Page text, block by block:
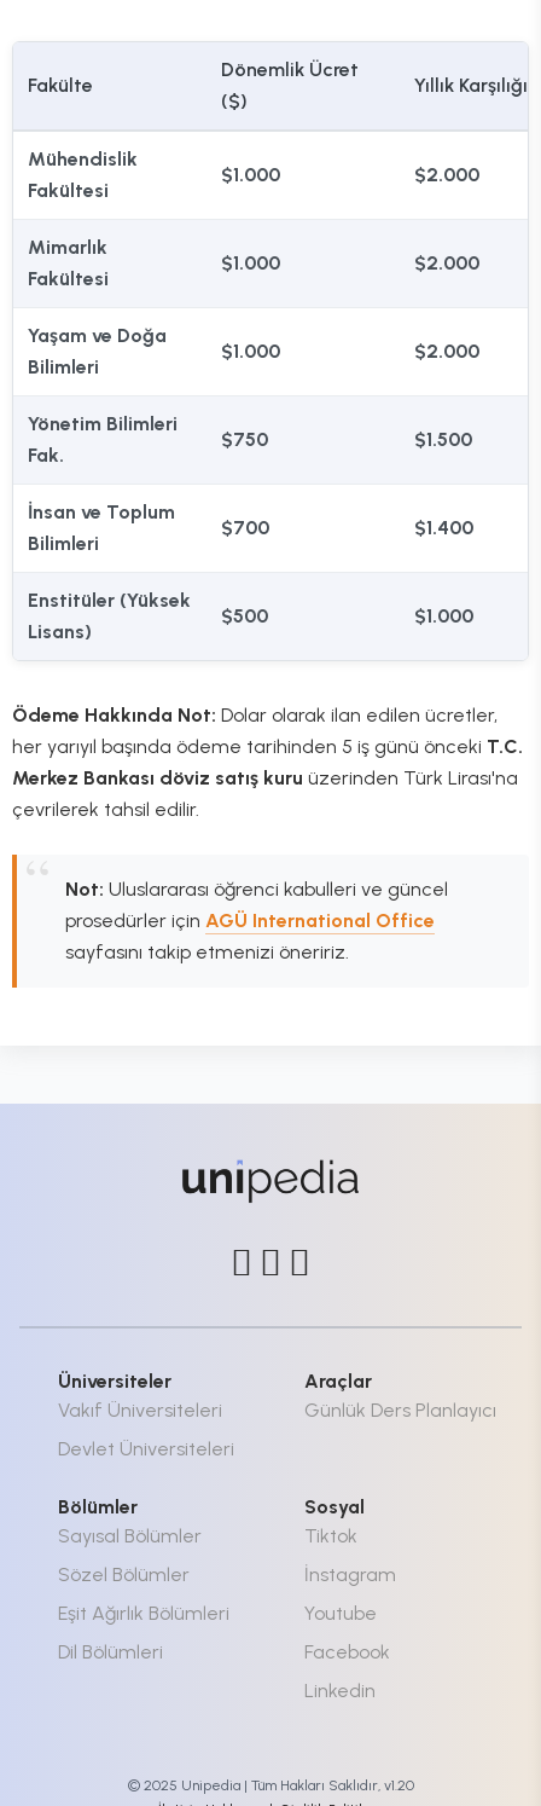
Fakülte
Dönemlik Ücret
($)
Yıllık Karşılığı
Mühendislik
Fakültesi
$1.000 $2.000
Mimarlık
Fakültesi
$1.000 $2.000
Yaşam ve Doğa
Bilimleri
$1.000 $2.000
Yönetim Bilimleri
Fak.
$750 $1.500
İnsan ve Toplum
Bilimleri
$700 $1.400
Enstitüler (Yüksek
Lisans)
$500 $1.000
Ödeme Hakkında Not: Dolar olarak ilan edilen ücretler,
her yarıyıl başında ödeme tarihinden 5 iş günü önceki T.C.
Merkez Bankası döviz satış kuru üzerinden Türk Lirası'na
çevrilerek tahsil edilir.
Not: Uluslararası öğrenci kabulleri ve güncel
prosedürler için AGÜ International Office
sayfasını takip etmenizi öneririz.
Üniversiteler
Vakıf Üniversiteleri
Devlet Üniversiteleri
Araçlar
Günlük Ders Planlayıcı
Bölümler
Sayısal Bölümler
Sözel Bölümler
Eşit Ağırlık Bölümleri
Dil Bölümleri
Sosyal
Tiktok
İnstagram
Youtube
Facebook
Linkedin
© 2025 Unipedia | Tüm Hakları Saklıdır, v1.20